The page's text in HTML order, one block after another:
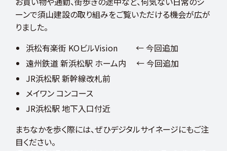
異
業
種
か
ら
転
職
ス
キ
ル
ア
ッ
プ
挑
戦
匠
設
計
キ
ーンで須山建設の取り組みをご覧いただける機会が広が
りました。
浜松有楽街 KOビルVision ← 今回追加
遠州鉄道 新浜松駅 ホーム内 ← 今回追加
JR浜松駅 新幹線改札前
メイワン コンコース
JR浜松駅 地下入口付近
まちなかを歩く際には、ぜひデジタルサイネージにもご注
目ください。